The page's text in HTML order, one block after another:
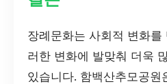
장례문화는 사회적 변화를
러한 변화에 발맞춰 더욱
있습니다. 함백산추모공